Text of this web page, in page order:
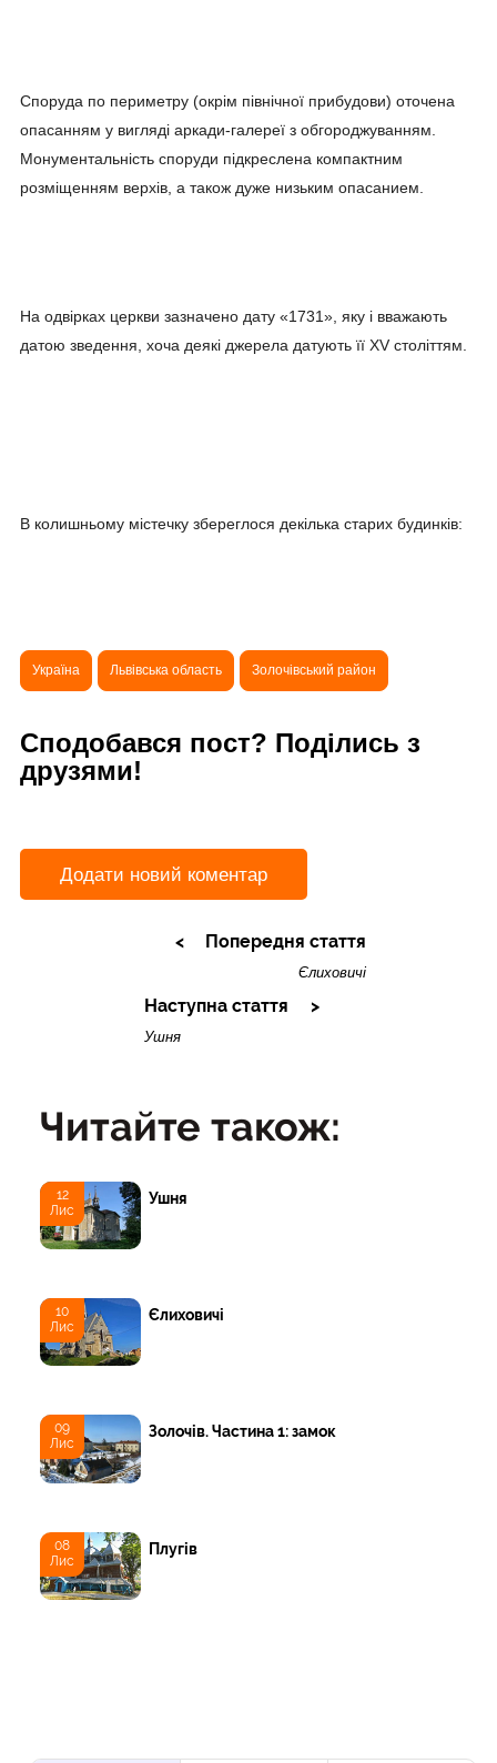
Споруда по периметру (окрім північної прибудови) оточена
опасанням у вигляді аркади-галереї з обгороджуванням.
Монументальність споруди підкреслена компактним
розміщенням верхів, а також дуже низьким опасанием.
На одвірках церкви зазначено дату «1731», яку і вважають
датою зведення, хоча деякі джерела датують її XV століттям.
В колишньому містечку збереглося декілька старих будинків:
Україна Львівська область Золочівський район
Сподобався пост? Поділись з
друзями!
Додати новий коментар
Попередня стаття
Єлиховичі
Наступна стаття
Ушня
Читайте також:
12
Лис
Ушня
10
Лис
Єлиховичі
09
Лис
Золочів. Частина 1: замок
08
Лис
Плугів